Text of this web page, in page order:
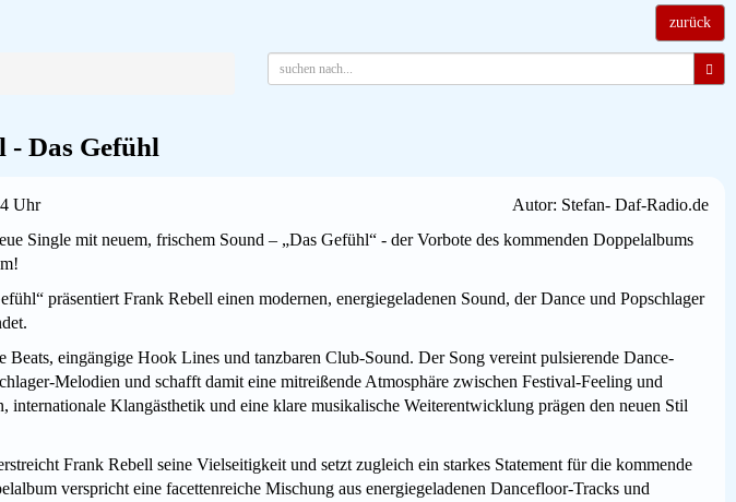
zurück
- Das Gefühl
Uhr
Autor: Stefan- Daf-Radio.de
Single mit neuem, frischem Sound – „Das Gefühl“ - der Vorbote des kommenden Doppelalbums
präsentiert Frank Rebell einen modernen, energiegeladenen Sound, der Dance und Popschlager
Beats, eingängige Hook Lines und tanzbaren Club-Sound. Der Song vereint pulsierende Dance-
Melodien und schafft damit eine mitreißende Atmosphäre zwischen Festival-Feeling und
internationale Klangästhetik und eine klare musikalische Weiterentwicklung prägen den neuen Stil
Frank Rebell seine Vielseitigkeit und setzt zugleich ein starkes Statement für die kommende
verspricht eine facettenreiche Mischung aus energiegeladenen Dancefloor-Tracks und